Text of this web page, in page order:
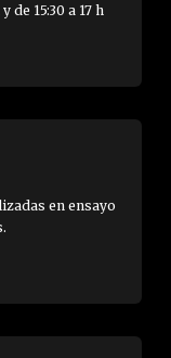
de 15:30 a 17 h
en ensayo